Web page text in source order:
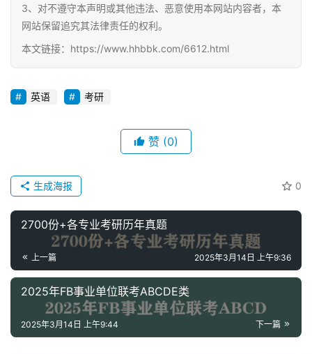
中
资
学
媒
资
高
中
料
3、对不遵守本声明或其他违法、恶意使用本网站内容者，本
网站保留追究其法律责任的权利。
本文链接：https://www.hhbbk.com/6612.html
英语 考研
赞 (0)
0
生成海报
2700份+各专业考研历年真题
上一篇 2025年3月14日 上午9:36
2025年FB事业单位联考ABCDE类
下一篇
2025年3月14日 上午9:44